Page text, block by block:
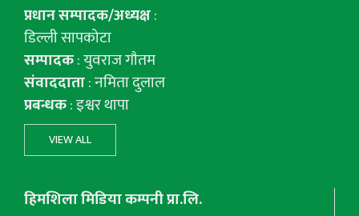
प्रधान सम्पादक/अध्यक्ष:
डिल्ली सापकोटा
सम्पादक: युवराज गाैतम
संवाददाता: नमिता दुलाल
प्रबन्धक: इश्वर थापा
VIEW ALL
हिमशिला मिडिया कम्पनी प्रा.लि.